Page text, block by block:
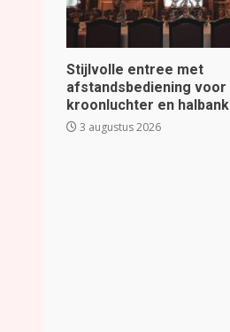
Stijlvolle entree met
afstandsbediening voor
kroonluchter en halbank
3 augustus 2026